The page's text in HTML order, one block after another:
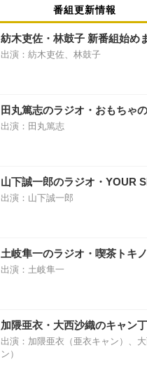
番組更新情報
紡木吏佐・林鼓子 新番組始め
出演：紡木吏佐、林鼓子
田丸篤志のラジオ・おもちゃ
出演：田丸篤志
山下誠一郎のラジオ・YOUR
出演：山下誠一郎
土岐隼一のラジオ・喫茶トキ
出演：土岐隼一
加隈亜衣・大西沙織のキャン
出演：加隈亜衣（亜衣キャン）、
ン）